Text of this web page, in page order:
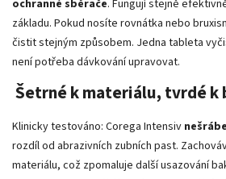
ochranné sběrače. Fungují stejně
základu. Pokud nosíte rovnátka nebo
čistit stejným způsobem. Jedna tableta
není potřeba dávkování upravovat.
Šetrné k materiálu, tvrdé k
Klinicky testováno: Corega Intensiv
rozdíl od abrazivních zubních past.
materiálu, což zpomaluje další usazování